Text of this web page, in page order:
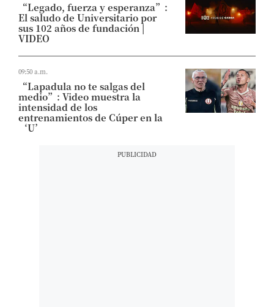
“Legado, fuerza y esperanza”:
El saludo de Universitario por
sus 102 años de fundación |
VIDEO
09:50 a.m.
“Lapadula no te salgas del
medio”: Video muestra la
intensidad de los
entrenamientos de Cúper en la
‘U’